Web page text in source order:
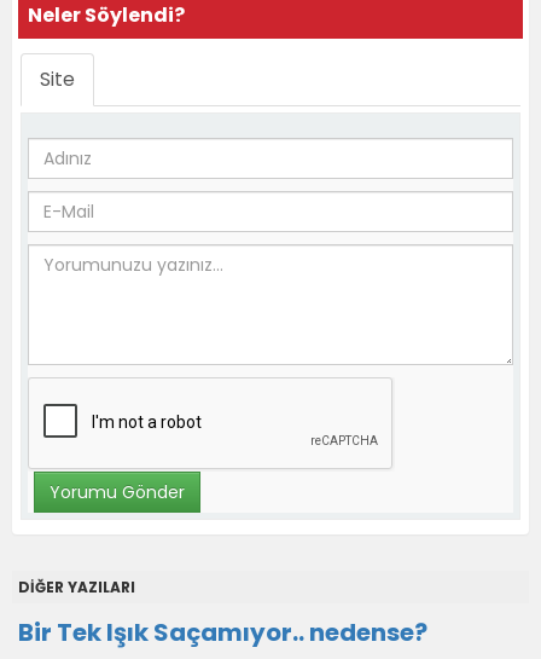
Neler Söylendi?
Site
DİĞER YAZILARI
Bir Tek Işık Saçamıyor.. nedense?